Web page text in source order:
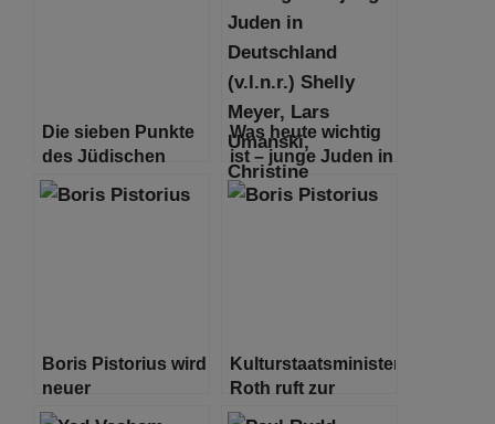
Die sieben Punkte
des Jüdischen
Algorithmus
Was heute wichtig
ist – junge Juden in
Deutschland
Boris Pistorius wird
neuer
Verteidigungsminister
Kulturstaatsministerin
Roth ruft zur
Teilnahme am